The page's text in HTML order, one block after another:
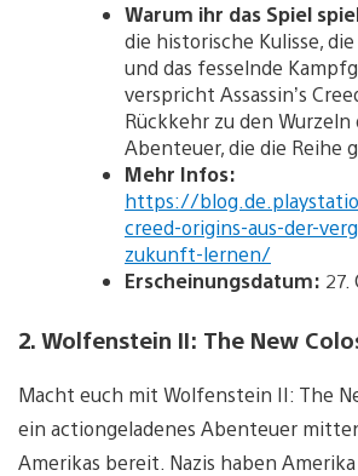
Warum ihr das Spiel
die historische Kulisse,
und das fesselnde
verspricht Assassin’s
Rückkehr zu den Wurzeln
Abenteuer, die die Reihe
Mehr Infos:
https://
creed-origins-aus-der-
zukunft-lernen/
Erscheinungsdatum:
2. Wolfenstein II: The New
Macht euch mit Wolfenstein II: The
ein actiongeladenes Abenteuer
Amerikas bereit. Nazis haben